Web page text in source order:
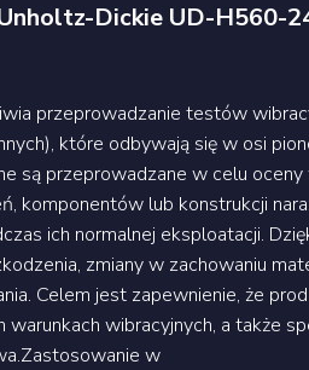
Dickie UD-H560-
przeprowadzanie testów
które odbywają się w osi
są przeprowadzane w celu
komponentów lub konstrukcji
ich normalnej eksploatacji.
zmiany w zachowaniu
Celem jest zapewnienie, że
warunkach wibracyjnych, a także
w